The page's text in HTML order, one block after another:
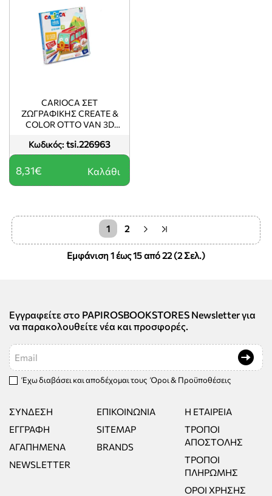
Κωδικός: tsi.226963
CARIOCA ΣΕΤ
ΖΩΓΡΑΦΙΚΗΣ CREATE &
COLOR OTTO VAN 3D
8,31€ Καλάθι
1 2
Εμφάνιση 1 έως 15 από 22 (2 Σελ.)
Εγγραφείτε στο PAPIROSBOOKSTORES Newsletter για
να παρακολουθείτε νέα και προσφορές.
Email
Έχω διαβάσει και αποδέχομαι τους Όροι & Προϋποθέσεις
ΣΎΝΔΕΣΗ
ΕΓΓΡΑΦΉ
ΑΓΑΠΗΜΈΝΑ
NEWSLETTER
ΕΠΙΚΟΙΝΩΝΊΑ
SITEMAP
BRANDS
Η ΕΤΑΙΡΕΊΑ
ΤΡΌΠΟΙ
ΑΠΟΣΤΟΛΉΣ
ΤΡΌΠΟΙ
ΠΛΗΡΩΜΉΣ
ΌΡΟΙ ΧΡΉΣΗΣ